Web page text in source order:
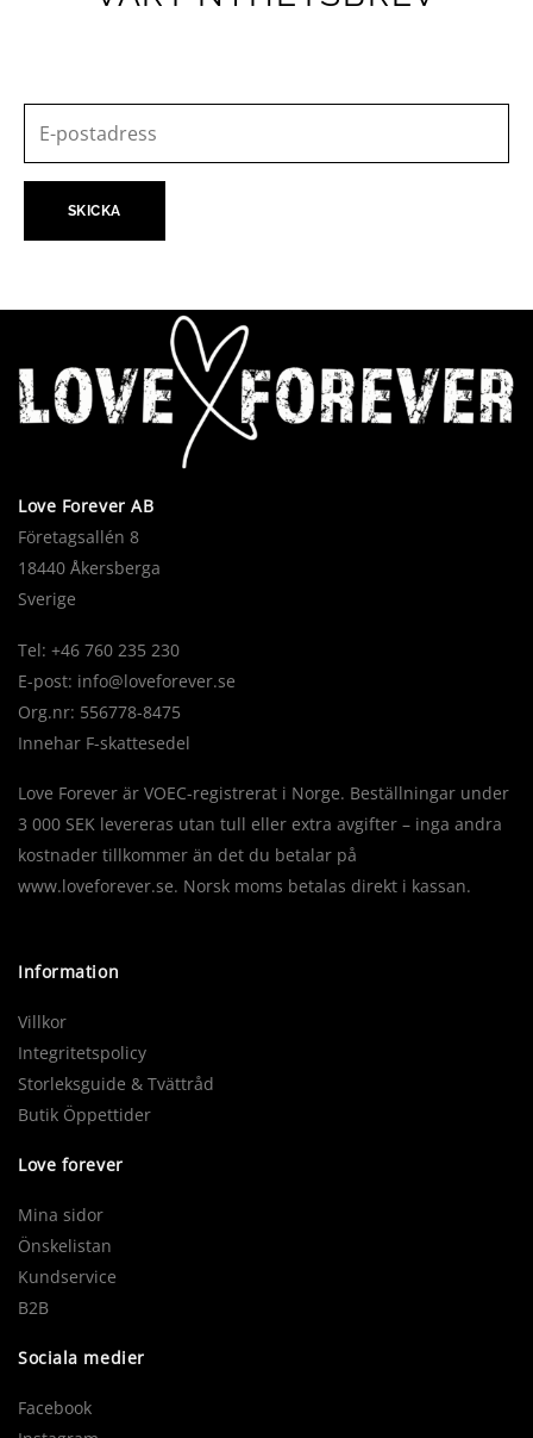
Love Forever AB
Företagsallén 8
18440 Åkersberga
Sverige
Tel: +46 760 235 230
E-post: info@loveforever.se
Org.nr: 556778-8475
Innehar F-skattesedel
Love Forever är VOEC-registrerat i Norge. Beställningar under
3 000 SEK levereras utan tull eller extra avgifter – inga andra
kostnader tillkommer än det du betalar på
www.loveforever.se. Norsk moms betalas direkt i kassan.
Information
Villkor
Integritetspolicy
Storleksguide & Tvättråd
Butik Öppettider
Love forever
Mina sidor
Önskelistan
Kundservice
B2B
Sociala medier
Facebook